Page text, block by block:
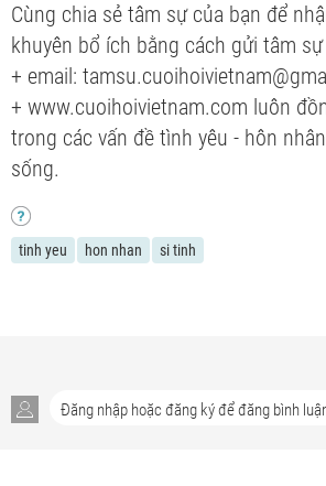
Cùng chia sẻ tâm sự của bạn để
khuyên bổ ích bằng cách gửi tâm sự
+ email:
+ www.cuoihoivietnam.com luôn
trong các vấn đề tình yêu - hôn
sống.
tinh yeu hon nhan si tinh